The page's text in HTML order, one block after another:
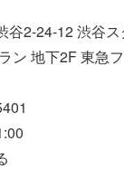
谷2-24-12 渋谷
ン 地下2F 東急